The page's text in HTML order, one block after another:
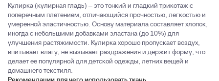
Кулирка (кулирная гладь) – это тонкий и гладкий трикотаж с
поперечным плетением, отличающийся прочностью, легкостью и
умеренной эластичностью. Основу материала составляет хлопок,
иногда с небольшими добавками эластана (до 10%) для
улучшения растяжимости. Кулирка хорошо пропускает воздух,
впитывает влагу, не вызывает раздражения и держит форму, что
делает ее популярной для детской одежды, летних вещей и
домашнего текстиля.